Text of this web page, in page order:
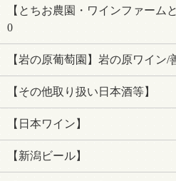
【とちお農園・ワインファーム
0
【岩の原葡萄園】岩の原ワイン/
【その他取り扱い日本酒等】
【日本ワイン】
【新潟ビール】